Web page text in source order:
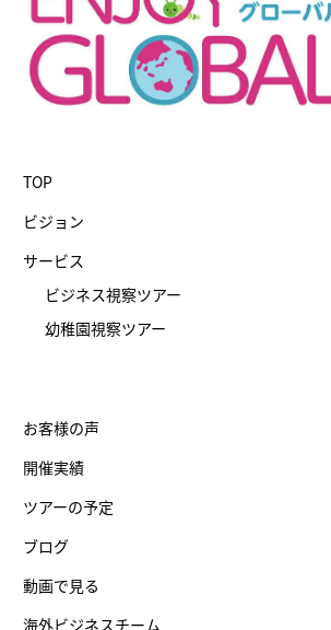
TOP
ビジョン
サービス
ビジネス視察ツアー
幼稚園視察ツアー
お客様の声
開催実績
ツアーの予定
ブログ
動画で見る
海外ビジネスチーム